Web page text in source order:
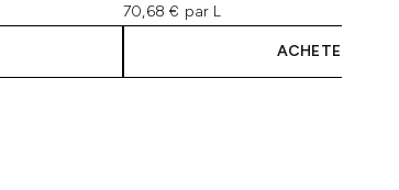
70,68 € par L
ACHETER